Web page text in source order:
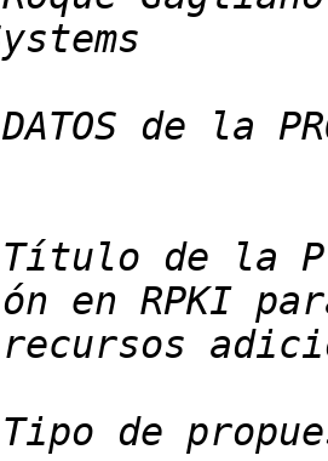
Título de la